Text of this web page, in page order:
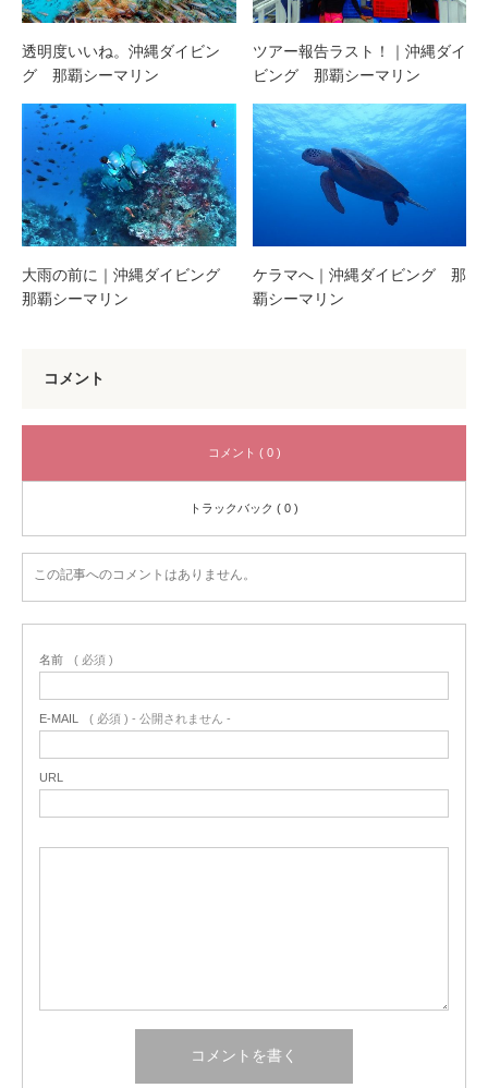
透明度いいね。沖縄ダイビン
グ 那覇シーマリン
ツアー報告ラスト！｜沖縄ダイ
ビング 那覇シーマリン
大雨の前に｜沖縄ダイビング
那覇シーマリン
ケラマへ｜沖縄ダイビング 那
覇シーマリン
コメント
コメント ( 0 )
トラックバック ( 0 )
この記事へのコメントはありません。
名前 ( 必須 )
E-MAIL ( 必須 ) - 公開されません -
URL